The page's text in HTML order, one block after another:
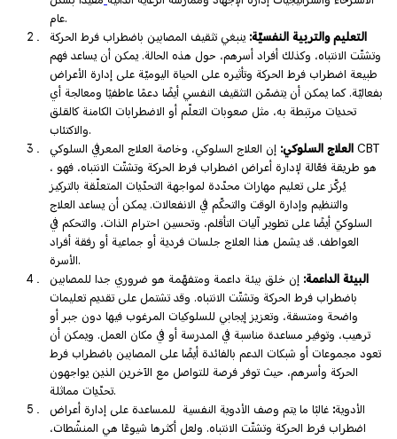
عام.
التعليم والتربية النفسيّة: ينبغي تثقيف المصابين باضطراب فرط الحركة
وتشتّت الانتباه، وكذلك أفراد أسرهم، حول هذه الحالة. يمكن أن يساعد فهم
طبيعة اضطراب فرط الحركة وتأثيره على الحياة اليوميّة على إدارة الأعراض
بفعاليّة. كما يمكن أن يتضمّن التثقيف النفسي أيضًا دعمًا عاطفيًا ومعالجة أي
تحديات مرتبطة به، مثل صعوبات التعلّم أو الاضطرابات الكامنة كالقلق
والاكتئاب.
العلاج السلوكي: إن العلاج السلوكي، وخاصة العلاج المعرفي السلوكي CBT
، هو طريقة فعّالة لإدارة أعراض اضطراب فرط الحركة وتشتّت الانتباه، فهو
يُركّز على تعليم مهارات محدّدة لمواجهة التحدّيات المتعلّقة بالتركيز
والتنظيم وإدارة الوقت والتحكّم في الانفعالات. يمكن أن يساعد العلاج
السلوكيّ أيضًا على تطوير آليات التأقلم، وتحسين احترام الذات، والتحكم في
العواطف. قد يشمل هذا العلاج جلسات فردية أو جماعية أو رفقة أفراد
الأسرة.
البيئة الداعمة: إن خلق بيئة داعمة ومتفهّمة هو ضروري جدا للمصابين
باضطراب فرط الحركة وتشتّت الانتباه. وقد تشتمل على تقديم تعليمات
واضحة ومتسقة، وتعزيز إيجابي للسلوكيات المرغوب فيها دون جبر أو
ترهيب، وتوفير مساعدة مناسبة في المدرسة أو في مكان العمل. ويمكن أن
تعود مجموعات أو شبكات الدعم بالفائدة أيضًا على المصابين باضطراب فرط
الحركة وأسرهم، حيث توفر فرصة للتواصل مع الآخرين الذين يواجهون
تحدّيات مماثلة.
الأدوية: غالبًا ما يتم وصف الأدوية النفسية للمساعدة على إدارة أعراض
اضطراب فرط الحركة وتشتّت الانتباه. ولعل أكثرها شيوعًا هي المنشّطات،